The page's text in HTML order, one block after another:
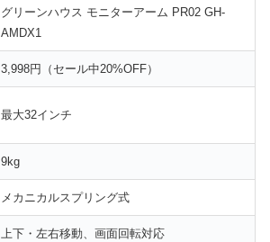
グリーンハウス モニターアーム PR02 GH-
AMDX1
3,998円（セール中20%OFF）
最大32インチ
9kg
メカニカルスプリング式
上下・左右移動、画面回転対応